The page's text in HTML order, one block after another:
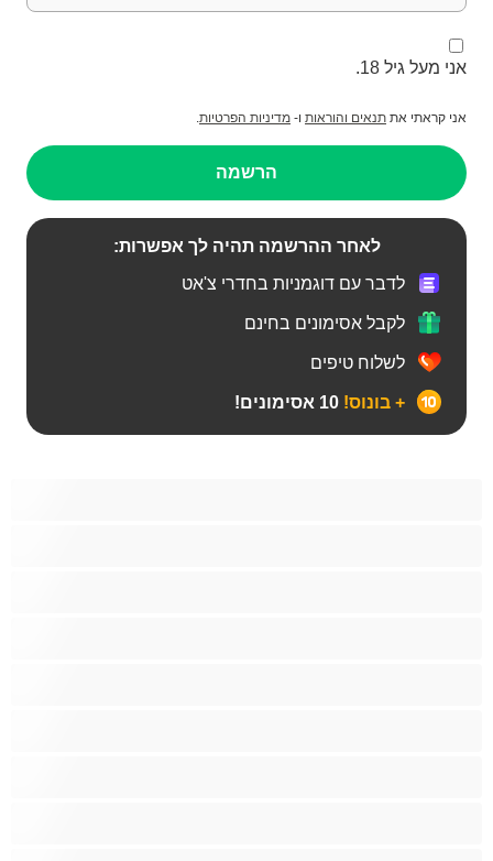
אני מעל גיל 18.
אני קראתי את תנאים והוראות ו- מדיניות הפרטיות.
הרשמה
לאחר ההרשמה תהיה לך אפשרות:
לדבר עם דוגמניות בחדרי צ'אט
לקבל אסימונים בחינם
לשלוח טיפים
+ בונוס!